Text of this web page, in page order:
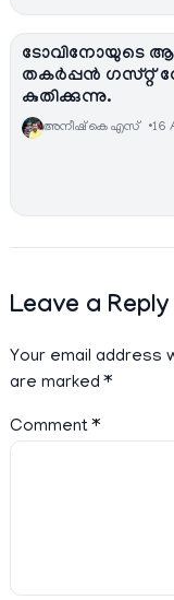
ടോവിനോയുടെ
തകർപ്പൻ ഗസ്റ്റ്
കുതിക്കുന്നു.
അനീഷ്‌ കെ എസ് 16
Leave a Reply
Your email address
are marked*
Comment*